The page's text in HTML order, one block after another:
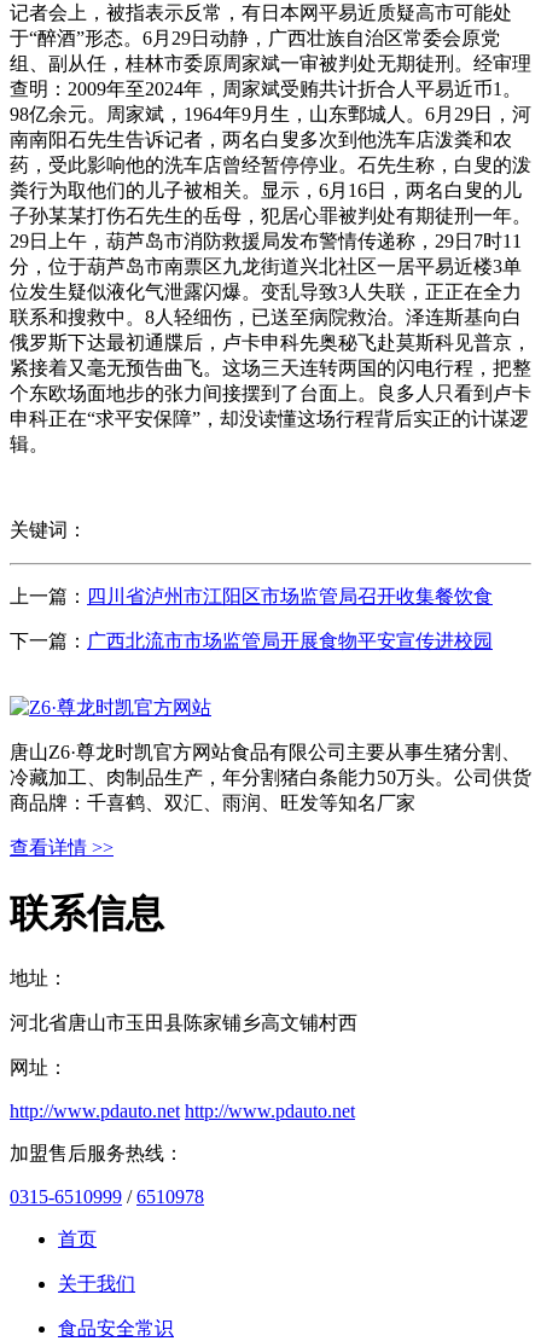
记者会上，被指表示反常，有日本网平易近质疑高市可能处
于“醉酒”形态。6月29日动静，广西壮族自治区常委会原党
组、副从任，桂林市委原周家斌一审被判处无期徒刑。经审理
查明：2009年至2024年，周家斌受贿共计折合人平易近币1。
98亿余元。周家斌，1964年9月生，山东鄄城人。6月29日，河
南南阳石先生告诉记者，两名白叟多次到他洗车店泼粪和农
药，受此影响他的洗车店曾经暂停停业。石先生称，白叟的泼
粪行为取他们的儿子被相关。显示，6月16日，两名白叟的儿
子孙某某打伤石先生的岳母，犯居心罪被判处有期徒刑一年。
29日上午，葫芦岛市消防救援局发布警情传递称，29日7时11
分，位于葫芦岛市南票区九龙街道兴北社区一居平易近楼3单
位发生疑似液化气泄露闪爆。变乱导致3人失联，正正在全力
联系和搜救中。8人轻细伤，已送至病院救治。泽连斯基向白
俄罗斯下达最初通牒后，卢卡申科先奥秘飞赴莫斯科见普京，
紧接着又毫无预告曲飞。这场三天连转两国的闪电行程，把整
个东欧场面地步的张力间接摆到了台面上。良多人只看到卢卡
申科正在“求平安保障”，却没读懂这场行程背后实正的计谋逻
辑。
关键词：
上一篇： 四川省泸州市江阳区市场监管局召开收集餐饮食
下一篇： 广西北流市市场监管局开展食物平安宣传进校园
唐山Z6·尊龙时凯官方网站食品有限公司主要从事生猪分割、
冷藏加工、肉制品生产，年分割猪白条能力50万头。公司供货
商品牌：千喜鹤、双汇、雨润、旺发等知名厂家
查看详情 >>
联系信息
地址：
河北省唐山市玉田县陈家铺乡高文铺村西
网址：
http://www.pdauto.net http://www.pdauto.net
加盟售后服务热线：
0315-6510999 /6510978
首页
关于我们
食品安全常识